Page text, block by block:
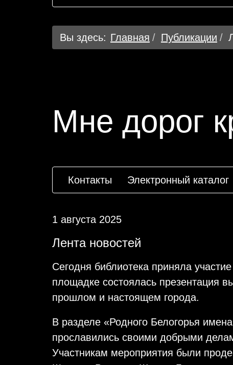
Вы здесь: Главная Публикации
Мне дорог
Контакты Электронный каталог
1 августа 2025
Лента новостей
Сегодня библиотека приняла
площадке состоялась презентация
прошлом и настоящем города.
В разделе «Родного Белогорья
прославились своими добрыми
Участникам мероприятия были